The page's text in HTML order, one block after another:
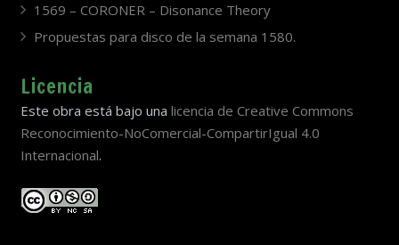
1569 – CORONER – Disonance Theory
Propuestas para disco de la semana 1580.
Licencia
Este obra está bajo una licencia de Creative Commons
Reconocimiento-NoComercial-CompartirIgual 4.0
Internacional.